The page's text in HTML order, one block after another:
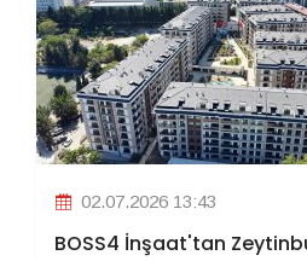
02.07.2026 13:43
BOSS4 İnşaat'tan